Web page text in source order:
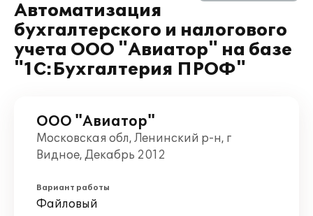
Автоматизация
бухгалтерского и налогового
учета ООО "Авиатор" на базе
"1С:Бухгалтерия ПРОФ"
ООО "Авиатор"
Московская обл, Ленинский р-н, г
Видное, Декабрь 2012
Вариант работы
Файловый